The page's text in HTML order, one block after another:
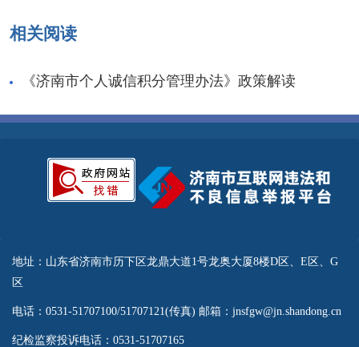
相关阅读
《济南市个人诚信积分管理办法》政策解读
地址：山东省济南市历下区龙鼎大道1号龙奥大厦8楼D区、E区、G
区
电话：0531-51707100/51707121(传真) 邮箱：jnsfgw@jn.shandong.cn
纪检监察投诉电话：0531-51707165